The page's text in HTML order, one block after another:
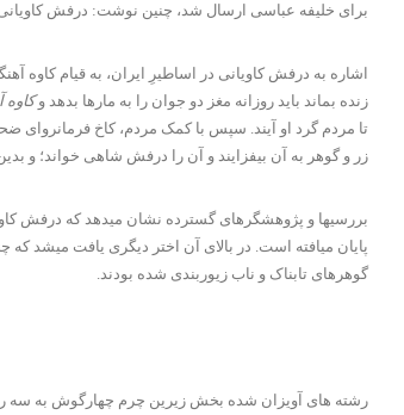
برای خلیفه عباسی ارسال شد، چنین نوشت: درفش کاویانی
اشاره به درفش کاویانی در اساطیرِ ایران، به قیام
زنده بماند باید روزانه مغز دو جوان را به مارها بدهد وکاوه
تا مردم گرد او آیند. سپس با کمک مردم، کاخ فرمانروای
زر و گوهر به آن بیفزایند و آن را درفش شاهی خواند؛ و
بررسیها و پژوهشگرهای گسترده نشان میدهد که درفش
پایان میافته است. در بالای آن اختر دیگری یافت میشد
گوهرهای تابناک و ناب زیوربندی شده بودند.
رشته های آویزان شده بخش زیرین چرم چهارگوش به سه